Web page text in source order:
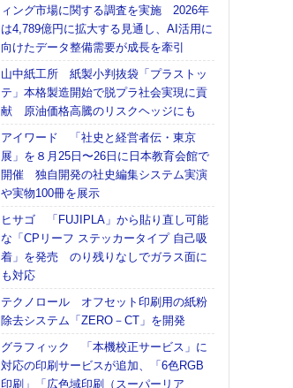
ィング市場に関する調査を実施 2026年
は4,789億円に拡大する見通し、AI活用に
向けたデータ整備需要が成長を牽引
山中紙工所 紙製小判抜袋「プラストッ
テ」本格製造開始で脱プラ社会実現に貢
献 原油価格高騰のリスクヘッジにも
アイワード 「社史と経営者伝・東京
展」を８月25日〜26日に日本教育会館で
開催 独自開発の社史編集システム実演
や実物100冊を展示
ヒサゴ 「FUJIPLA」から貼り直し可能
な「CPリーフ ステッカータイプ 自己吸
着」を発売 のり残りなしでガラス面に
も対応
テクノロール オフセット印刷用の紙粉
除去システム「ZERO－CT」を開発
グラフィック 「本機校正サービス」に
対応の印刷サービスが追加、「6色RGB
印刷」「広色域印刷（スーパーリア